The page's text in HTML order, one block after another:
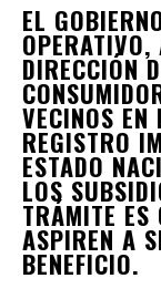
EL
DIRECCIÓN
VECINOS
REGISTRO
ESTADO
LOS
TRÁMITE ES
ASPIREN A
BENEFICIO.